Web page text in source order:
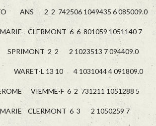
ANS 2 2 742506 1049435 6 085009.0
MARIE CLERMONT 6 6 801059 1051140 7
2 2 2 1023513 7 094409.0
WARET-L 13 10 4 1031044 4 091809.0
VIEMME-F 6 2 731211 1051288 5
MARIE CLERMONT 6 3 2 1050259 7